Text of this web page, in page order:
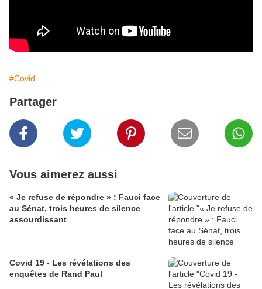
#Covid
Partager
Vous aimerez aussi
« Je refuse de répondre » : Fauci face
au Sénat, trois heures de silence
assourdissant
Covid 19 - Les révélations des
enquêtes de Rand Paul